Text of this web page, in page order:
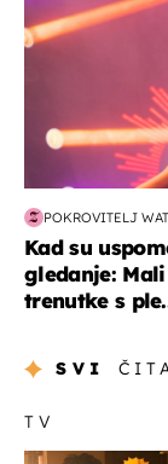
POKROVITELJ
Kad su
gledanje:
trenutke s
SVI
TV